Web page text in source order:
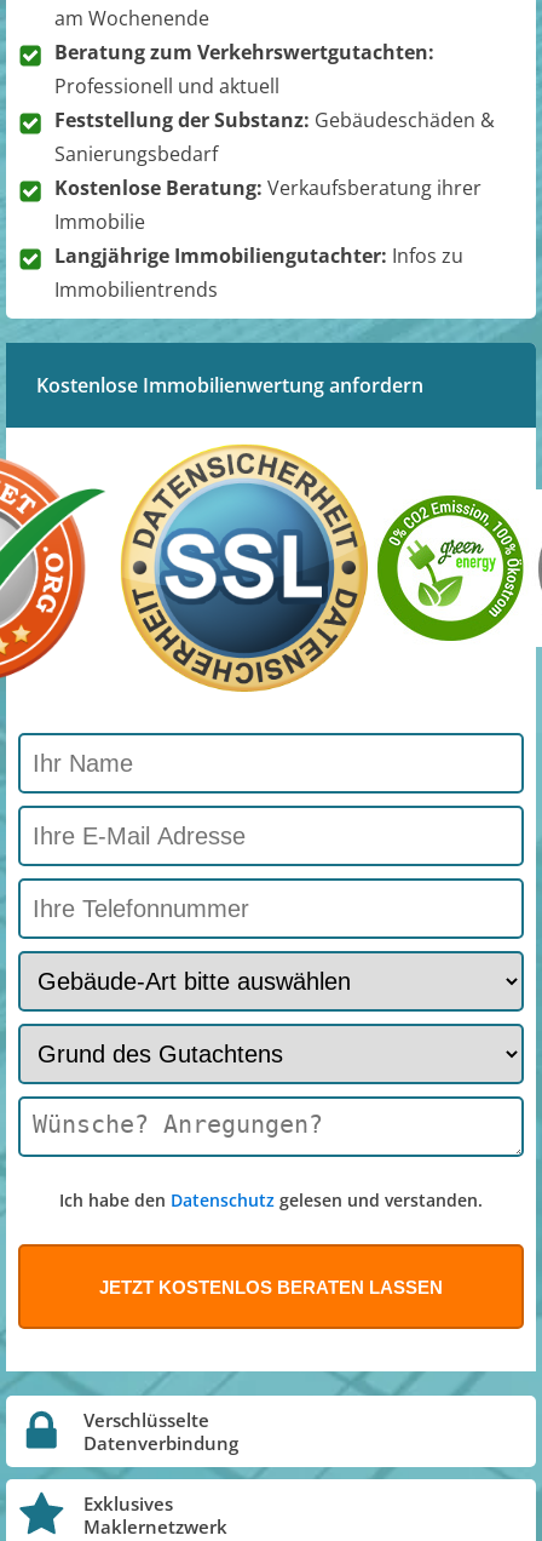
am Wochenende
Beratung zum Verkehrswertgutachten:
Professionell und aktuell
Feststellung der Substanz: Gebäudeschäden &
Sanierungsbedarf
Kostenlose Beratung: Verkaufsberatung ihrer
Immobilie
Langjährige Immobiliengutachter: Infos zu
Immobilientrends
Kostenlose Immobilienwertung anfordern
Ich habe den Datenschutz gelesen und verstanden.
Verschlüsselte
Datenverbindung
Exklusives
Maklernetzwerk